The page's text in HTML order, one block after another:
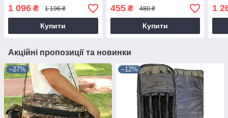
1 096 ₴ 1 196 ₴
Купити
455₴ 480 ₴
Купити
1
Акційні пропозиції та новинки
–27% –12%